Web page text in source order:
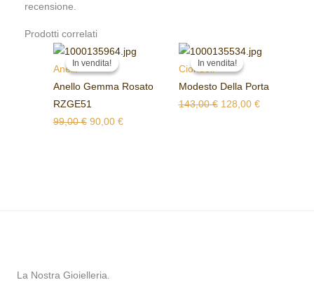
recensione.
Prodotti correlati
In vendita!
In vendita!
Anelli
Anello Gemma Rosato
RZGE51
99,00€
Il
prezzo
originale
era:
99,00 €.
90,00 €
Il
attuale
90,00 €.
In vendita!
In vendita!
Ciondoli
Modesto Della Porta
143,00€
Il
prezzo
originale
era:
128,00 €
Il
attuale
è:
La Nostra Gioielleria.